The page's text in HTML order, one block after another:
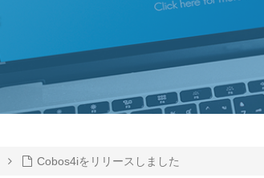
Cobos4iをリリースしました